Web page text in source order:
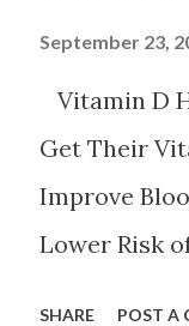
حاملگی
می شود
September 23,
Vitamin D
Get Their
Improve
Lower Risk
SHARE POST A